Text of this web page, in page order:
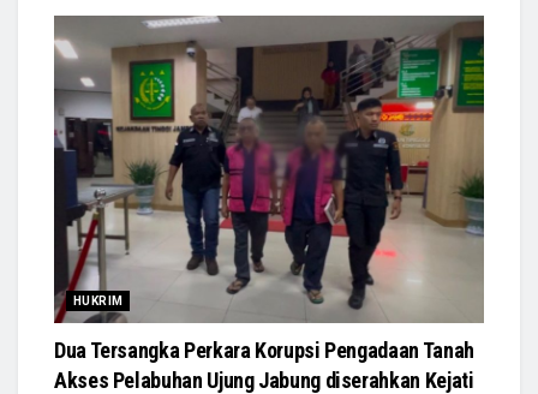
HUKRIM
Dua Tersangka Perkara Korupsi Pengadaan Tanah
Akses Pelabuhan Ujung Jabung diserahkan Kejati